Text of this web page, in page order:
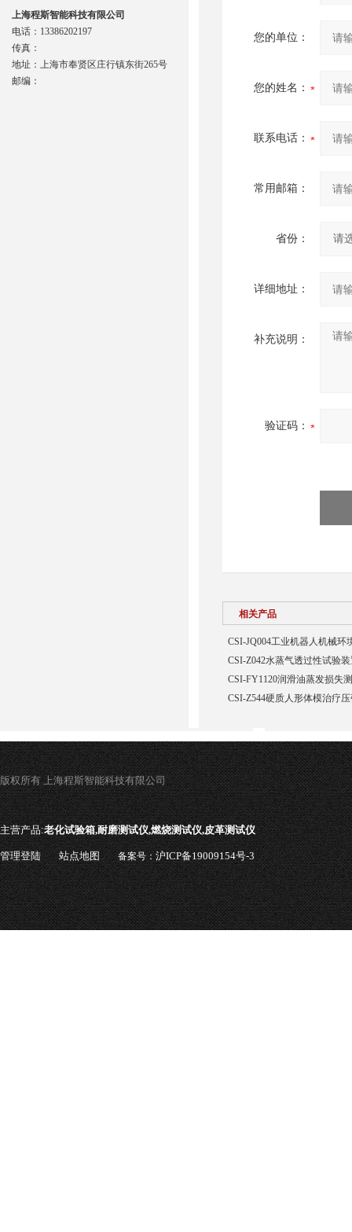
您的单位：
您的姓名：
联系电话：
常用邮箱：
省份：
详细地址：
补充说明：
验证码：
相关产品
CSI-JQ004工业机器人机械
CSI-Z042水蒸气透过性试验
CSI-FY1120润滑油蒸发损失
CSI-Z544硬质人形体模治疗
上海程斯智能科技有限公司
电话：13386202197
传真：
地址：上海市奉贤区庄行镇东街265号
邮编：
版权所有 上海程斯智能科技有限公司
主营产品:老化试验箱,耐磨测试仪,燃烧测试仪,皮革测试仪
管理登陆 站点地图 备案号：沪ICP备19009154号-3